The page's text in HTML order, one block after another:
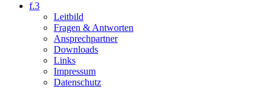
f.3
Leitbild
Fragen & Antworten
Ansprechpartner
Downloads
Links
Impressum
Datenschutz